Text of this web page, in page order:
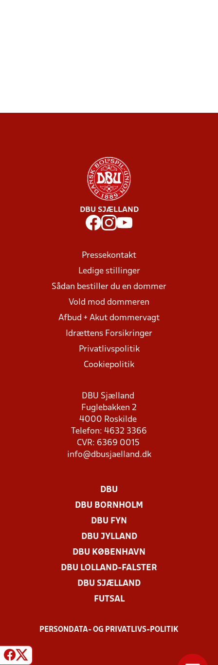
DBU SJÆLLAND
Pressekontakt
Ledige stillinger
Sådan bestiller du en dommer
Vold mod dommeren
Afbud + Akut dommervagt
Idrættens Forsikringer
Privatlivspolitik
Cookiepolitik
DBU Sjælland
Fuglebakken 2
4000 Roskilde
Telefon: 4632 3366
CVR: 6369 0015
info@dbusjaelland.dk
DBU
DBU BORNHOLM
DBU FYN
DBU JYLLAND
DBU KØBENHAVN
DBU LOLLAND-FALSTER
DBU SJÆLLAND
FUTSAL
PERSONDATA- OG PRIVATLIVS-POLITIK